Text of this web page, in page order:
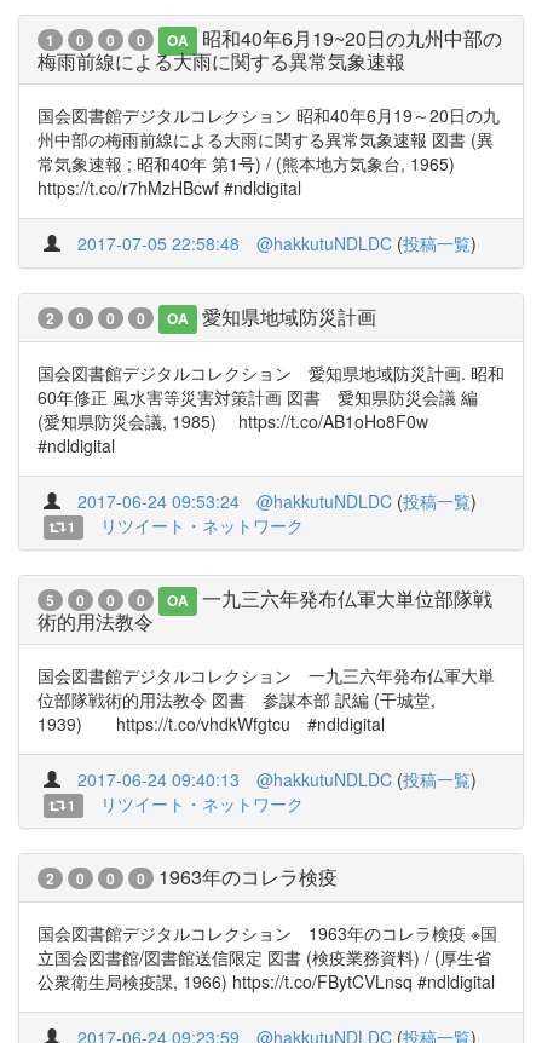
1 0 0 0 OA
昭和40年6月19~20日の九州中部の
梅雨前線による大雨に関する異常気象速報
国会図書館デジタルコレクション 昭和40年6月19～20日の九
州中部の梅雨前線による大雨に関する異常気象速報 図書 (異
常気象速報 ; 昭和40年 第1号) / (熊本地方気象台, 1965)
https://t.co/r7hMzHBcwf #ndldigital
2017-07-05 22:58:48 @hakkutuNDLDC (投稿一覧)
2 0 0 0 OA 愛知県地域防災計画
国会図書館デジタルコレクション 愛知県地域防災計画. 昭和
60年修正 風水害等災害対策計画 図書 愛知県防災会議 編
(愛知県防災会議, 1985) https://t.co/AB1oHo8F0w
#ndldigital
2017-06-24 09:53:24 @hakkutuNDLDC (投稿一覧)
1 リツイート・ネットワーク
5 0 0 0 OA
一九三六年発布仏軍大単位部隊戦
術的用法教令
国会図書館デジタルコレクション 一九三六年発布仏軍大単
位部隊戦術的用法教令 図書 参謀本部 訳編 (干城堂,
1939) https://t.co/vhdkWfgtcu #ndldigital
2017-06-24 09:40:13 @hakkutuNDLDC (投稿一覧)
1 リツイート・ネットワーク
2 0 0 0 1963年のコレラ検疫
国会図書館デジタルコレクション 1963年のコレラ検疫 ※国
立国会図書館/図書館送信限定 図書 (検疫業務資料) / (厚生省
公衆衛生局検疫課, 1966) https://t.co/FBytCVLnsq #ndldigital
2017-06-24 09:23:59 @hakkutuNDLDC (投稿一覧)